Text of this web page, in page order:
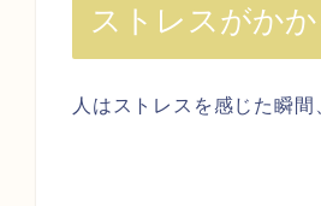
ストレスがか
人はストレスを感じた瞬間